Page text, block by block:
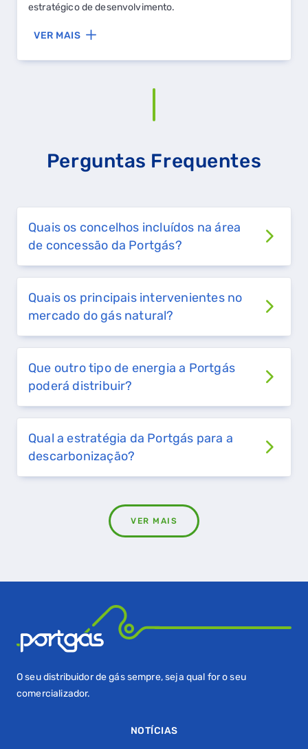
estratégico de desenvolvimento.
VER MAIS
Perguntas Frequentes
Quais os concelhos incluídos na área
de concessão da Portgás?
Quais os principais intervenientes no
mercado do gás natural?
Que outro tipo de energia a Portgás
poderá distribuir?
Qual a estratégia da Portgás para a
descarbonização?
VER MAIS
O seu distribuidor de gás sempre, seja qual for o seu
comercializador.
NOTÍCIAS